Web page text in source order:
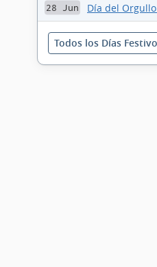
28 Jun Día del Orgullo
Todos los Días